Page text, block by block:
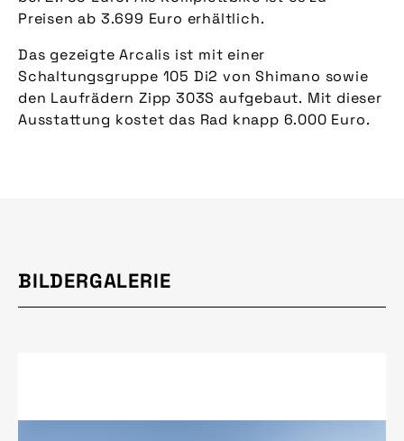
Preisen ab 3.699 Euro erhältlich.
Das gezeigte Arcalis ist mit einer
Schaltungsgruppe 105 Di2 von Shimano sowie
den Laufrädern Zipp 303S aufgebaut. Mit dieser
Ausstattung kostet das Rad knapp 6.000 Euro.
BILDERGALERIE